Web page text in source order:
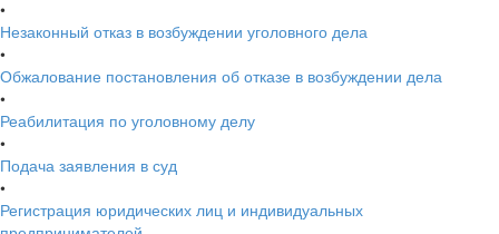
•
Незаконный отказ в возбуждении уголовного дела
•
Обжалование постановления об отказе в возбуждении дела
•
Реабилитация по уголовному делу
•
Подача заявления в суд
•
Регистрация юридических лиц и индивидуальных